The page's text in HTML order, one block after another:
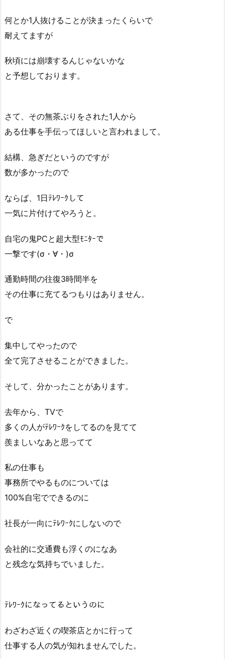
何とか1人抜けることが決まったくらいで
耐えてますが
秋頃には崩壊するんじゃないかな
と予想しております。
さて、その無茶ぶりをされた1人から
ある仕事を手伝ってほしいと言われまして。
結構、急ぎだというのですが
数が多かったので
ならば、1日ﾃﾚﾜｰｸして
一気に片付けてやろうと。
自宅の鬼PCと超大型ﾓﾆﾀｰで
一撃です(σ・∀・)σ
通勤時間の往復3時間半を
その仕事に充てるつもりはありません。
で
集中してやったので
全て完了させることができました。
そして、分かったことがあります。
去年から、TVで
多くの人がﾃﾚﾜｰｸをしてるのを見てて
羨ましいなあと思ってて
私の仕事も
事務所でやるものについては
100%自宅でできるのに
社長が一向にﾃﾚﾜｰｸにしないので
会社的に交通費も浮くのになあ
と残念な気持ちでいました。
ﾃﾚﾜｰｸになってるというのに
わざわざ近くの喫茶店とかに行って
仕事する人の気が知れませんでした。